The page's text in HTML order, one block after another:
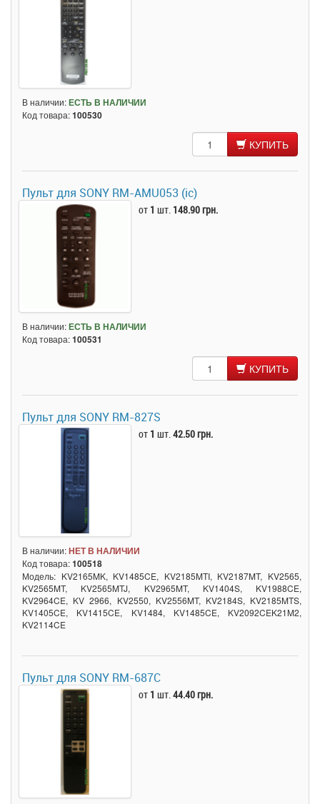
В наличии:ЕСТЬ В НАЛИЧИИ
Код товара:100530
КУПИТЬ
Пульт для SONY RM-AMU053 (ic)
от 1 шт. 148.90 грн.
В наличии:ЕСТЬ В НАЛИЧИИ
Код товара:100531
КУПИТЬ
Пульт для SONY RM-827S
от 1 шт.42.50 грн.
В наличии:НЕТ В НАЛИЧИИ
Код товара:100518
Модель: KV2165MK, KV1485CE, KV2185MTI, KV2187MT, KV2565,
KV2565MT, KV2565MTJ, KV2965MT, KV1404S, KV1988CE,
KV2964CE, KV 2966, KV2550, KV2556MT, KV2184S, KV2185MTS,
KV1405CE, KV1415CE, KV1484, KV1485CE, KV2092CEK21M2,
KV2114CE
Пульт для SONY RM-687C
от 1 шт.44.40 грн.